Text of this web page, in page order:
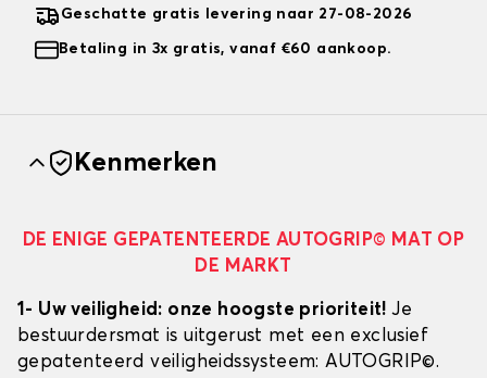
Geschatte gratis levering naar 27-08-2026
Betaling in 3x gratis, vanaf €60 aankoop.
Kenmerken
DE ENIGE GEPATENTEERDE AUTOGRIP© MAT OP
DE MARKT
1- Uw veiligheid: onze hoogste prioriteit!Je
bestuurdersmat is uitgerust met een exclusief
gepatenteerd veiligheidssysteem: AUTOGRIP©.